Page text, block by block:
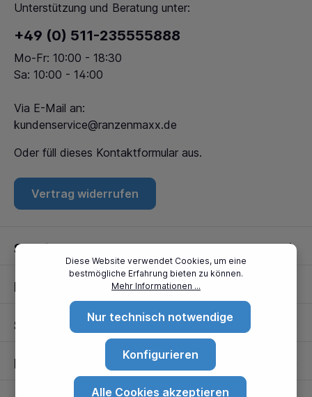
Partner
Standorte
Unterstützung und Beratung unter:
+49 (0) 511-235555888
Mo-Fr: 10:00 - 18:30
Sa: 10:00 - 14:00
Via E-Mail an:
kundenservice@ranzenmaxx.de
Oder füll dieses Kontaktformular aus.
Vertrag widerrufen
Service
Informationen
Diese Website verwendet Cookies, um eine
bestmögliche Erfahrung bieten zu können.
Mehr Informationen ...
Nur technisch notwendige
Konfigurieren
Alle Cookies akzeptieren